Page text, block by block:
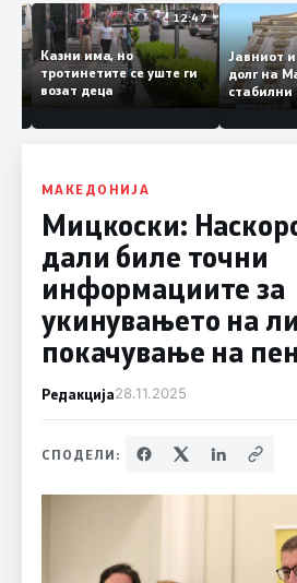
12:50
и
12:47
Казни има, но
тротинетите се уште ги
возат деца
долг
МАКЕДОНИЈА
Мицкоски:
дали биле точни
информациите за
укинувањето на
покачување на
Редакција28.11.2025
СПОДЕЛИ: